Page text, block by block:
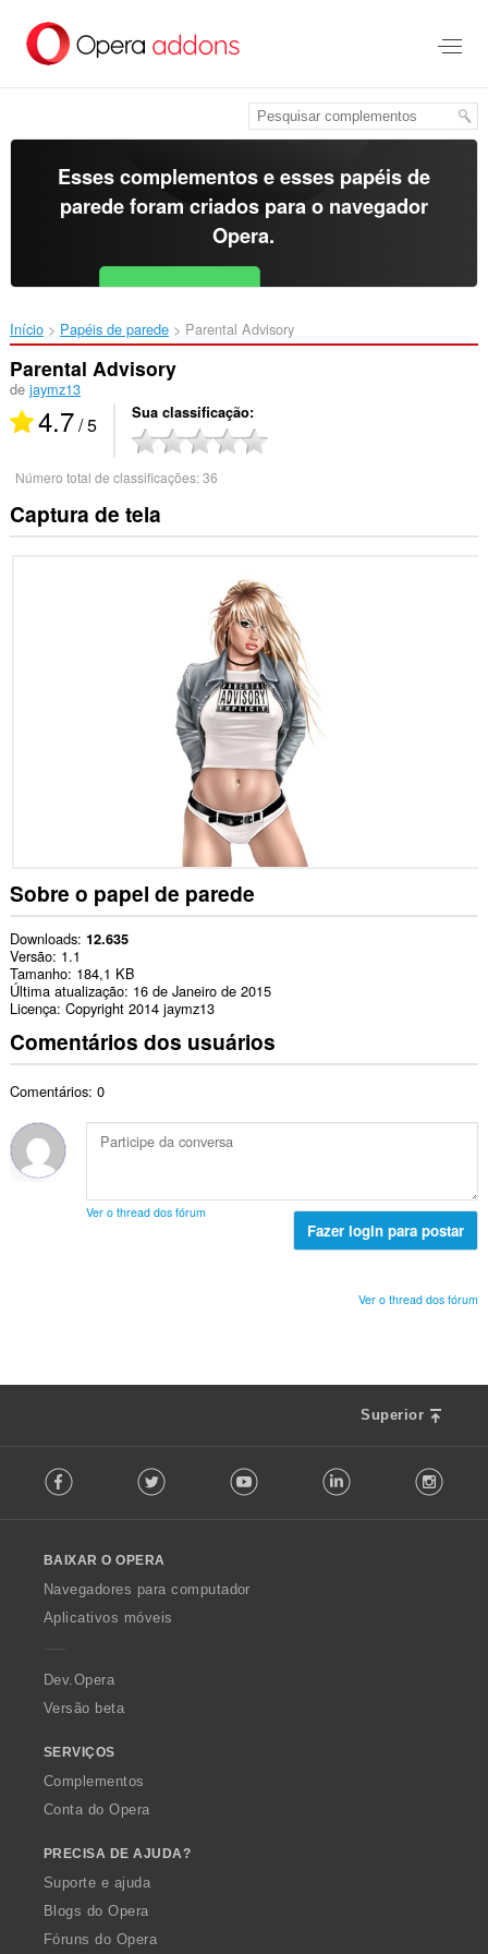
para
Esses complementos e esses papéis de
parede foram criados para o navegador
Opera.
Baixar o Opera Free for Android
Início Papéis de parede Parental Advisory‎
Parental Advisory
de jaymz13
4.7/ 5 Sua classificação
Número total de classificações:36
Captura de tela
Sobre o papel de parede
Downloads 12.635
Versão 1.1
Tamanho 184,1 KB
Última atualização 16 de Janeiro de 2015
Licença Copyright 2014 jaymz13
Comentários dos usuários
Comentários: 0
Ver o thread dos fórum
Fazer login para postar
Ver o thread dos fórum
Superior
o
w
O
p
a
Facebook Twitter Youtube LinkedIn
BAIXAR O OPERA
Navegadores para computador
Aplicativos móveis
Dev.Opera
Versão beta
SERVIÇOS
Complementos
Conta do Opera
PRECISA DE AJUDA?
Suporte e ajuda
Blogs do Opera
Fóruns do Opera